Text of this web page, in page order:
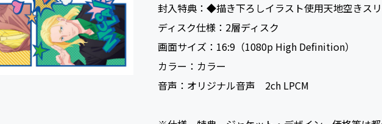
封入特典： ◆描き下ろしイラスト使用天地空きス
ディスク仕様： 2層ディスク
画面サイズ： 16:9（1080p High Definition）
カラー： カラー
音声： オリジナル音声 2ch LPCM